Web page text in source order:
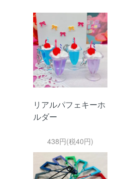
リアルパフェキーホ
ルダー
438円(税40円)